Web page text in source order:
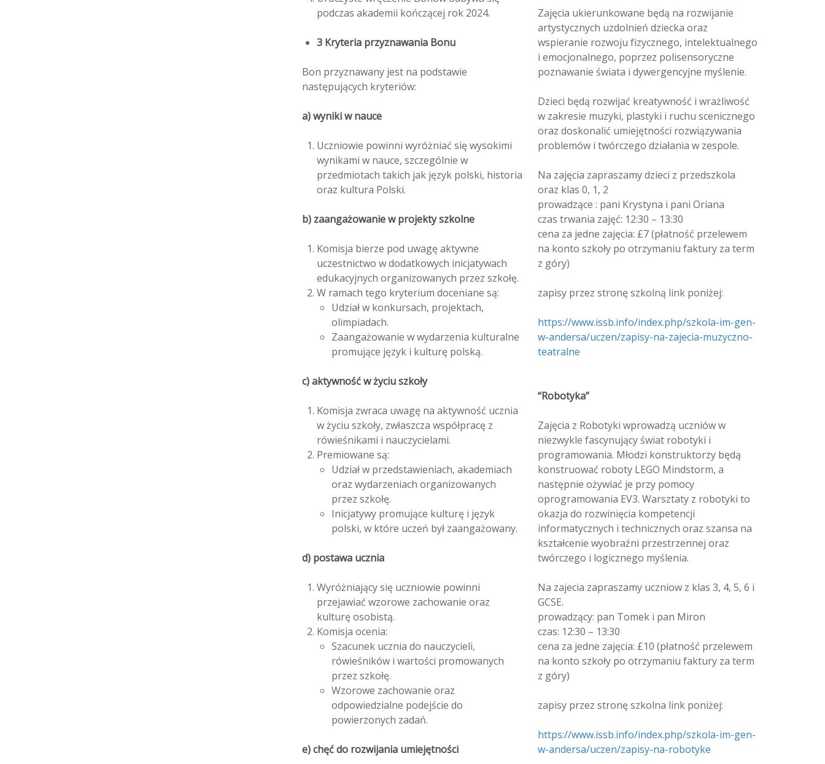
podczas akademii kończącej rok 2024.
3 Kryteria przyznawania Bonu
Bon przyznawany jest na podstawie
następujących kryteriów:
a) wyniki w nauce
Uczniowie powinni wyróżniać się wysokimi
wynikami w nauce, szczególnie w
przedmiotach takich jak język polski, historia
oraz kultura Polski.
b) zaangażowanie w projekty szkolne
Komisja bierze pod uwagę aktywne
uczestnictwo w dodatkowych inicjatywach
edukacyjnych organizowanych przez szkołę.
W ramach tego kryterium doceniane są:
Udział w konkursach, projektach,
olimpiadach.
Zaangażowanie w wydarzenia kulturalne
promujące język i kulturę polską.
c) aktywność w życiu szkoły
Komisja zwraca uwagę na aktywność ucznia
w życiu szkoły, zwłaszcza współpracę z
rówieśnikami i nauczycielami.
Premiowane są:
Udział w przedstawieniach, akademiach
oraz wydarzeniach organizowanych
przez szkołę.
Inicjatywy promujące kulturę i język
polski, w które uczeń był zaangażowany.
d) postawa ucznia
Wyróżniający się uczniowie powinni
przejawiać wzorowe zachowanie oraz
kulturę osobistą.
Komisja ocenia:
Szacunek ucznia do nauczycieli,
rówieśników i wartości promowanych
przez szkołę.
Wzorowe zachowanie oraz
odpowiedzialne podejście do
powierzonych zadań.
e) chęć do rozwijania umiejętności
Zajęcia ukierunkowane będą na rozwijanie
artystycznych uzdolnień dziecka oraz
wspieranie rozwoju fizycznego, intelektualnego
i emocjonalnego, poprzez polisensoryczne
poznawanie świata i dywergencyjne myślenie.
Dzieci będą rozwijać kreatywność i wrażliwość
w zakresie muzyki, plastyki i ruchu scenicznego
oraz doskonalić umiejętności rozwiązywania
problemów i twórczego działania w zespole.
Na zajęcia zapraszamy dzieci z przedszkola
oraz klas 0, 1, 2
prowadzące : pani Krystyna i pani Oriana
czas trwania zajęć: 12:30 – 13:30
cena za jedne zajęcia: £7 (płatność przelewem
na konto szkoły po otrzymaniu faktury za term
z góry)
zapisy przez stronę szkolną link poniżej:
https://www.issb.info/index.php/szkola-im-gen-
w-andersa/uczen/zapisy-na-zajecia-muzyczno-
teatralne
“Robotyka”
Zajęcia z Robotyki wprowadzą uczniów w
niezwykle fascynujący świat robotyki i
programowania. Młodzi konstruktorzy będą
konstruować roboty LEGO Mindstorm, a
następnie ożywiać je przy pomocy
oprogramowania EV3. Warsztaty z robotyki to
okazja do rozwinięcia kompetencji
informatycznych i technicznych oraz szansa na
kształcenie wyobraźni przestrzennej oraz
twórczego i logicznego myślenia.
Na zajecia zapraszamy uczniow z klas 3, 4, 5, 6 i
GCSE.
prowadzący: pan Tomek i pan Miron
czas: 12:30 – 13:30
cena za jedne zajęcia: £10 (płatność przelewem
na konto szkoły po otrzymaniu faktury za term
z góry)
zapisy przez stronę szkolna link poniżej:
https://www.issb.info/index.php/szkola-im-gen-
w-andersa/uczen/zapisy-na-robotyke